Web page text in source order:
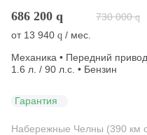
686 200 q 730 000 q
от 13 940 q / мес.
Механика • Передний
1.6 л. / 90 л.с. • Бензин
Гарантия
Набережные Челны (390 км